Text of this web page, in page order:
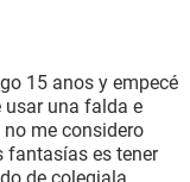
15 anos y empecé
usar una falda e
me considero
fantasías es tener